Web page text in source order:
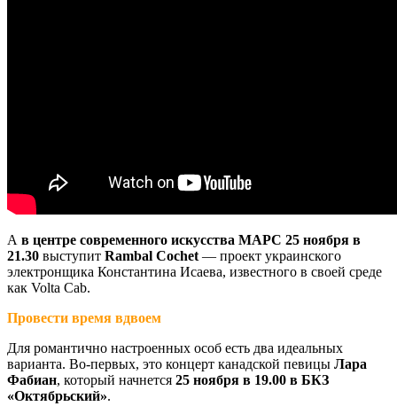
А в центре современного искусства МАРС 25 ноября в
21.30 выступит Rambal Cochet — проект украинского
электронщика Константина Исаева, известного в своей среде
как Volta Cab.
Провести время вдвоем
Для романтично настроенных особ есть два идеальных
варианта. Во-первых, это концерт канадской певицы Лара
Фабиан, который начнется 25 ноября в 19.00 в БКЗ
«Октябрьский».